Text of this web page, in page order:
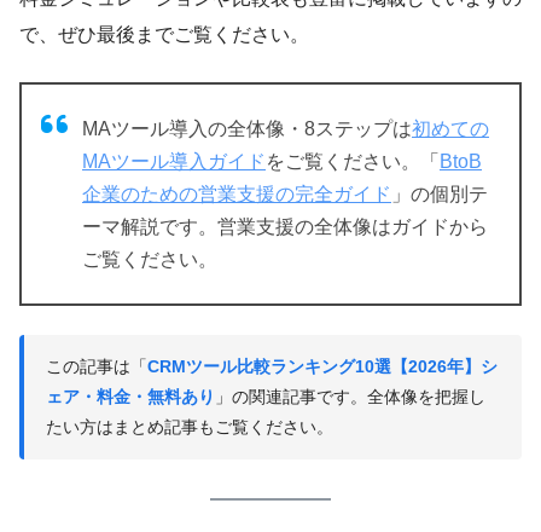
で、ぜひ最後までご覧ください。
MAツール導入の全体像・8ステップは初めての
MAツール導入ガイド をご覧ください。「 BtoB
企業のための営業支援の完全ガイド 」の個別テ
ーマ解説です。営業支援の全体像はガイドから
ご覧ください。
この記事は「CRMツール比較ランキング10選【2026年】シ
ェア・料金・無料あり 」の関連記事です。全体像を把握し
たい方はまとめ記事もご覧ください。